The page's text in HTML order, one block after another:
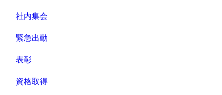
社内集会
緊急出動
表彰
資格取得